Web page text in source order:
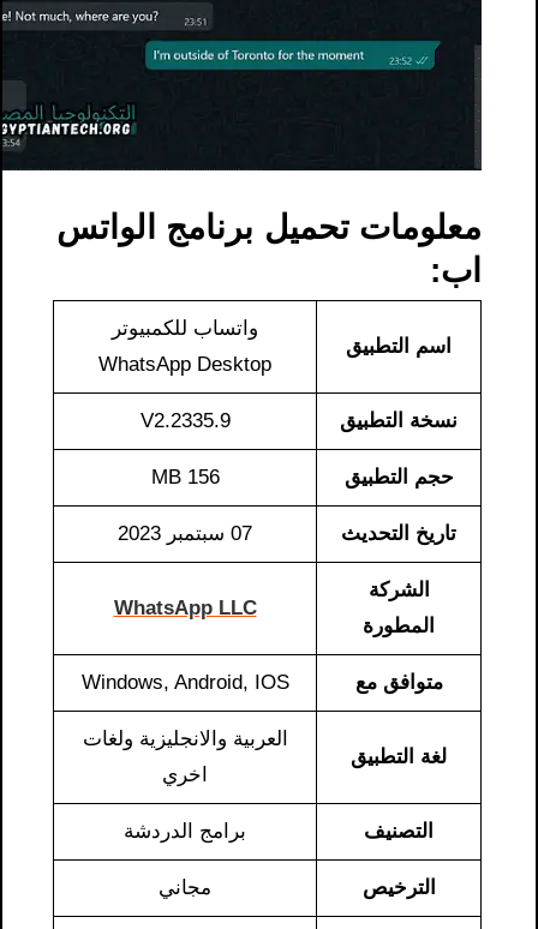
معلومات تحميل برنامج الواتس
اب:
اسم التطبيق
واتساب للكمبيوتر
WhatsApp Desktop
نسخة التطبيق V2.2335.9
حجم التطبيق 156 MB
تاريخ التحديث 07 سبتمبر 2023
الشركة
المطورة
WhatsApp LLC
متوافق مع Windows, Android, IOS
لغة التطبيق
العربية والانجليزية ولغات
اخري
التصنيف برامج الدردشة
الترخيص مجاني